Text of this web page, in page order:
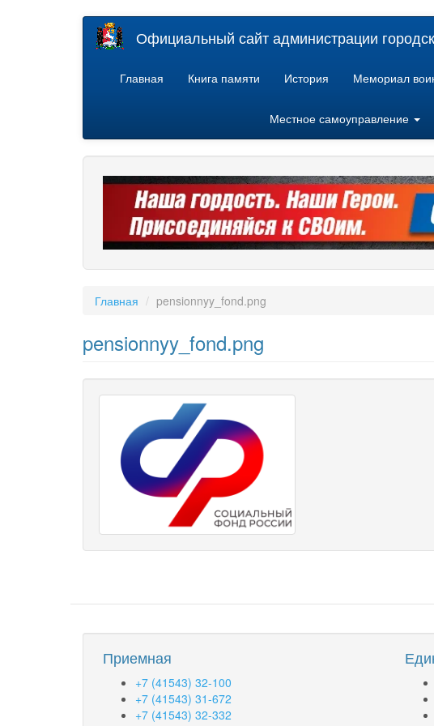
Официальный сайт администрации
Главная Книга памяти История Мемориал
Местное самоуправление
Главная pensionnyy_fond.png
pensionnyy_fond.png
Приемная
+7 (41543) 32-100
+7 (41543) 31-672
+7 (41543) 32-332